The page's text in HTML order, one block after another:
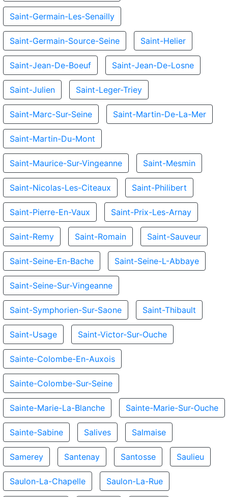
Saint-Germain-Les-Senailly
Saint-Germain-Source-Seine Saint-Helier
Saint-Jean-De-Boeuf Saint-Jean-De-Losne
Saint-Julien Saint-Leger-Triey
Saint-Marc-Sur-Seine Saint-Martin-De-La-Mer
Saint-Martin-Du-Mont
Saint-Maurice-Sur-Vingeanne Saint-Mesmin
Saint-Nicolas-Les-Citeaux Saint-Philibert
Saint-Pierre-En-Vaux Saint-Prix-Les-Arnay
Saint-Remy Saint-Romain Saint-Sauveur
Saint-Seine-En-Bache Saint-Seine-L-Abbaye
Saint-Seine-Sur-Vingeanne
Saint-Symphorien-Sur-Saone Saint-Thibault
Saint-Usage Saint-Victor-Sur-Ouche
Sainte-Colombe-En-Auxois
Sainte-Colombe-Sur-Seine
Sainte-Marie-La-Blanche Sainte-Marie-Sur-Ouche
Sainte-Sabine Salives Salmaise
Samerey Santenay Santosse Saulieu
Saulon-La-Chapelle Saulon-La-Rue